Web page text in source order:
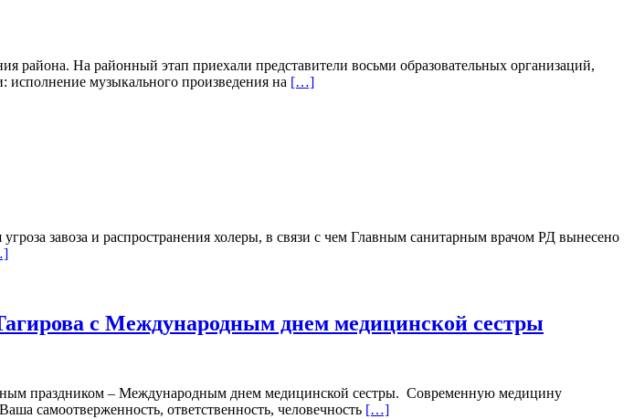
района. На районный этап приехали представители восьми образовательных организаций,
музыкального произведения на […]
завоза и распространения холеры, в связи с чем Главным санитарным врачом РД вынесено
с Международным днем медицинской сестры
праздником – Международным днем медицинской сестры. Современную медицину
самоотверженность, ответственность, человечность […]